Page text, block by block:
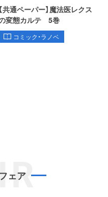
【共通ペーパー】魔法医レクス
変態カルテ 5巻
コミック・ラノベ
ェア